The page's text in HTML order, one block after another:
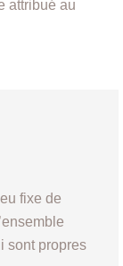
attribué au
fixe de
sont propres